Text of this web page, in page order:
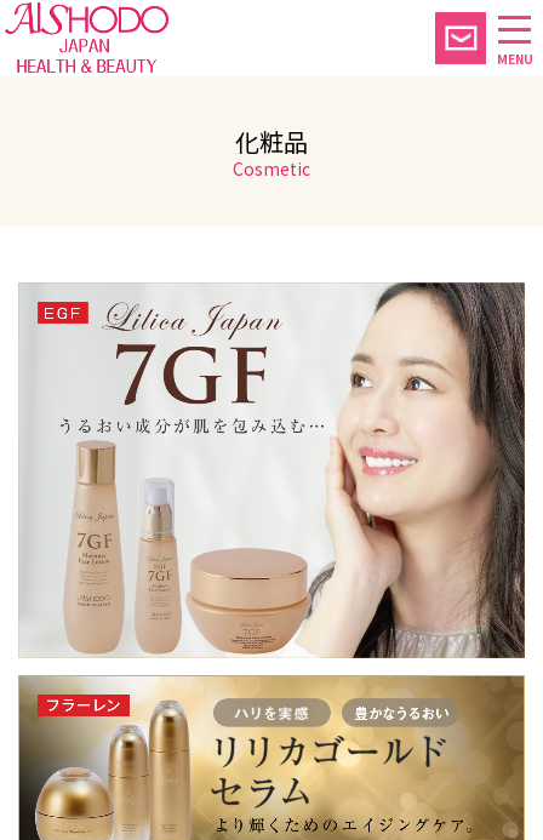
MENU
化粧品
Cosmetic